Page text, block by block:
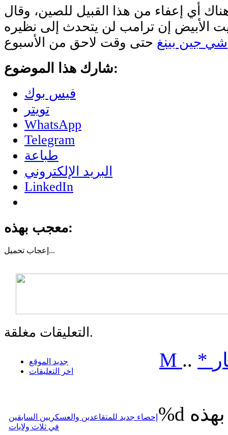
أي إعفاء من هذا القبيل للصين، وقال
الأبيض إن ترامب لن يتحدث إلى نظيره
شي جين بينغ
شارك هذا الموضوع:
فيس بوك
تويتر
WhatsApp
Telegram
طباعة
البريد الإلكتروني
LinkedIn
معجب بهذه:
إعجاب تحميل...
التعليقات مغلقة.
جديد الموقع
اخر التعليقات
إحصاء جديد للمتقاعدين والعسكريين السابقين
في ثلاث ولايات
M .. *
%d